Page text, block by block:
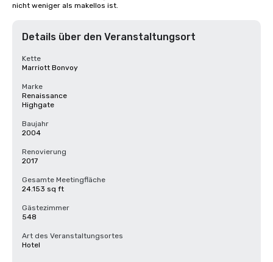
nicht weniger als makellos ist.
Details über den Veranstaltungsort
Kette
Marriott Bonvoy
Marke
Renaissance
Highgate
Baujahr
2004
Renovierung
2017
Gesamte Meetingfläche
24.153 sq ft
Gästezimmer
548
Art des Veranstaltungsortes
Hotel